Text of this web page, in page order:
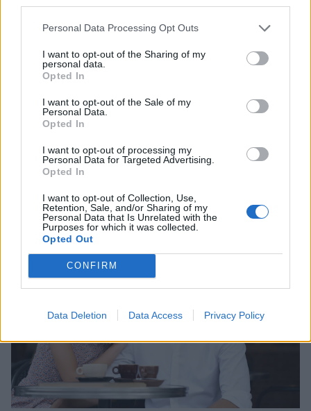
Personal Data Processing Opt Outs
I want to opt-out of the Sharing of my
personal data.
Opted In
I want to opt-out of the Sale of my
Personal Data.
Opted In
I want to opt-out of processing my
Personal Data for Targeted Advertising.
Opted In
I want to opt-out of Collection, Use,
Retention, Sale, and/or Sharing of my
Personal Data that Is Unrelated with the
Purposes for which it was collected.
Opted Out
CONFIRM
Data Deletion Data Access Privacy Policy
écoutés, respectés et appréciés. Certaines de leurs
parce qu'elles sont secrètes, mais parce qu'elles peuvent
être difficiles à mettre en mots.
Combien de rendez-vous faut-il
avant de tomber amoureux ? Ce que
révèle un sondage
Catégorie :Relation & Amour